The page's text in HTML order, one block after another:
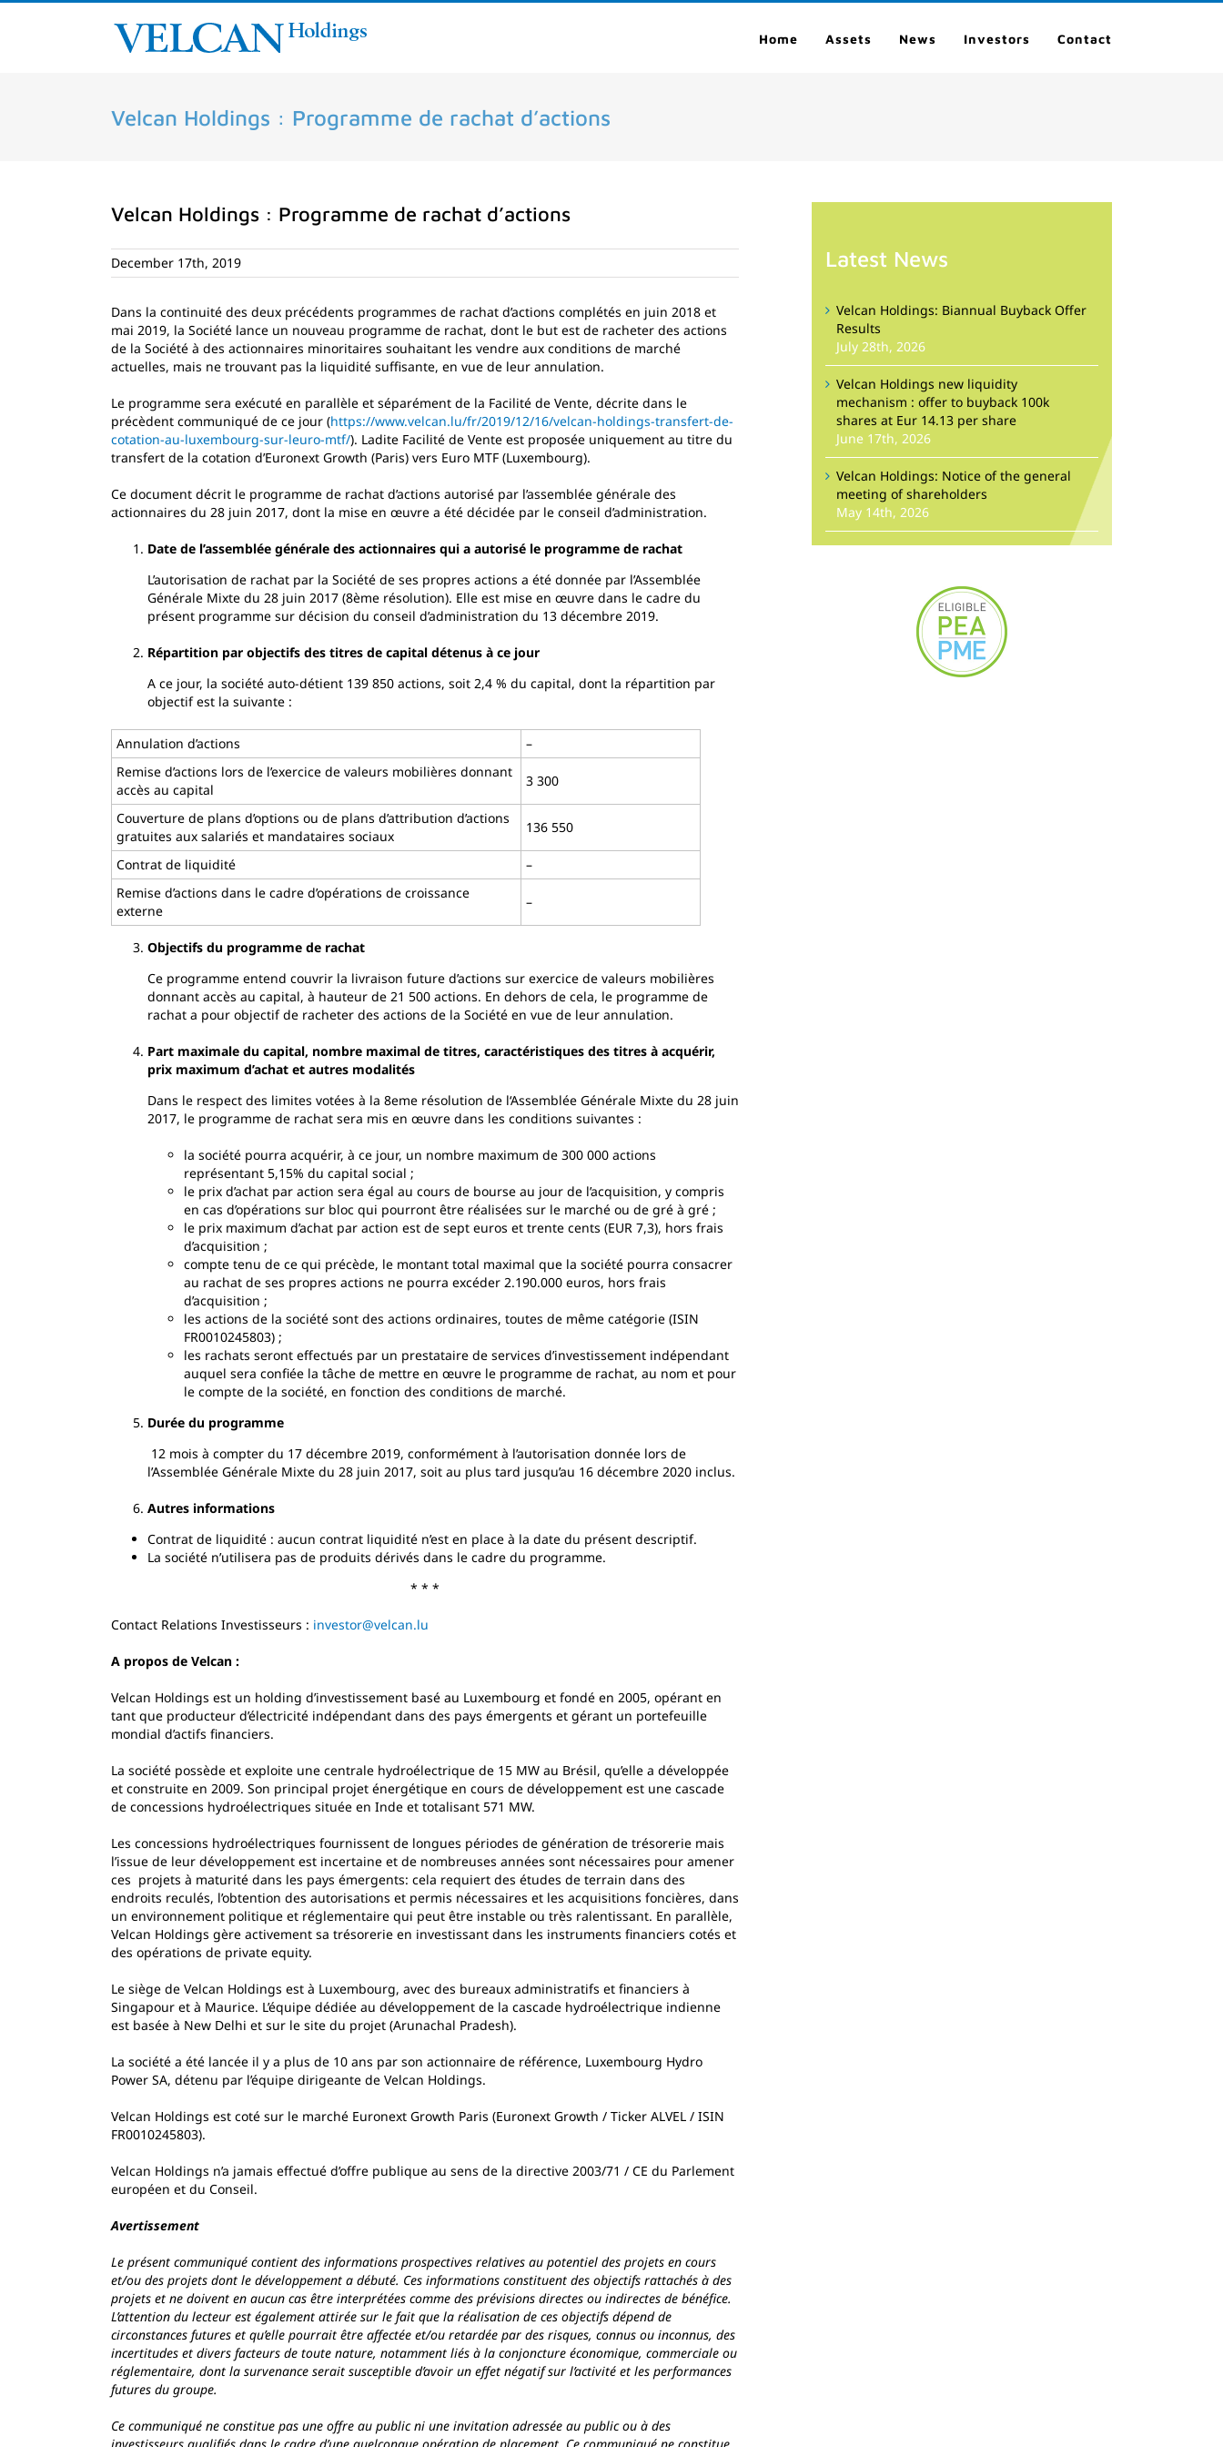
Skip
Home Assets News Investors Contact
Velcan Holdings : Programme de rachat d’actions
Velcan Holdings : Programme de rachat d’actions
December 17th, 2019
Dans la continuité des deux précédents programmes de rachat d’actions complétés en juin 2018 et
mai 2019, la Société lance un nouveau programme de rachat, dont le but est de racheter des actions
de la Société à des actionnaires minoritaires souhaitant les vendre aux conditions de marché
actuelles, mais ne trouvant pas la liquidité suffisante, en vue de leur annulation.
Le programme sera exécuté en parallèle et séparément de la Facilité de Vente, décrite dans le
précèdent communiqué de ce jour (https://www.velcan.lu/fr/2019/12/16/velcan-holdings-transfert-de-
cotation-au-luxembourg-sur-leuro-mtf/). Ladite Facilité de Vente est proposée uniquement au titre du
transfert de la cotation d’Euronext Growth (Paris) vers Euro MTF (Luxembourg).
Ce document décrit le programme de rachat d’actions autorisé par l’assemblée générale des
actionnaires du 28 juin 2017, dont la mise en œuvre a été décidée par le conseil d’administration.
Date de l’assemblée générale des actionnaires qui a autorisé le programme de rachat
L’autorisation de rachat par la Société de ses propres actions a été donnée par l’Assemblée
Générale Mixte du 28 juin 2017 (8ème résolution). Elle est mise en œuvre dans le cadre du
présent programme sur décision du conseil d’administration du 13 décembre 2019.
Répartition par objectifs des titres de capital détenus à ce jour
A ce jour, la société auto-détient 139 850 actions, soit 2,4 % du capital, dont la répartition par
objectif est la suivante :
Annulation d’actions
–
Remise d’actions lors de l’exercice de valeurs mobilières donnant
accès au capital
3 300
Couverture de plans d’options ou de plans d’attribution d’actions
gratuites aux salariés et mandataires sociaux
136 550
Contrat de liquidité
–
Remise d’actions dans le cadre d’opérations de croissance
externe
–
Objectifs du programme de rachat
Ce programme entend couvrir la livraison future d’actions sur exercice de valeurs mobilières
donnant accès au capital, à hauteur de 21 500 actions. En dehors de cela, le programme de
rachat a pour objectif de racheter des actions de la Société en vue de leur annulation.
Part maximale du capital, nombre maximal de titres, caractéristiques des titres à acquérir,
prix maximum d’achat et autres modalités
Dans le respect des limites votées à la 8eme résolution de l‘Assemblée Générale Mixte du 28 juin
2017, le programme de rachat sera mis en œuvre dans les conditions suivantes :
la société pourra acquérir, à ce jour, un nombre maximum de 300 000 actions
représentant 5,15% du capital social ;
le prix d’achat par action sera égal au cours de bourse au jour de l’acquisition, y compris
en cas d’opérations sur bloc qui pourront être réalisées sur le marché ou de gré à gré ;
le prix maximum d’achat par action est de sept euros et trente cents (EUR 7,3), hors frais
d’acquisition ;
compte tenu de ce qui précède, le montant total maximal que la société pourra consacrer
au rachat de ses propres actions ne pourra excéder 2.190.000 euros, hors frais
d’acquisition ;
les actions de la société sont des actions ordinaires, toutes de même catégorie (ISIN
FR0010245803) ;
les rachats seront effectués par un prestataire de services d’investissement indépendant
auquel sera confiée la tâche de mettre en œuvre le programme de rachat, au nom et pour
le compte de la société, en fonction des conditions de marché.
Durée du programme
12 mois à compter du 17 décembre 2019, conformément à l’autorisation donnée lors de
l’Assemblée Générale Mixte du 28 juin 2017, soit au plus tard jusqu’au 16 décembre 2020 inclus.
Autres informations
Contrat de liquidité : aucun contrat liquidité n’est en place à la date du présent descriptif.
La société n’utilisera pas de produits dérivés dans le cadre du programme.
* * *
Contact Relations Investisseurs : investor@velcan.lu
A propos de Velcan :
Velcan Holdings est un holding d’investissement basé au Luxembourg et fondé en 2005, opérant en
tant que producteur d’électricité indépendant dans des pays émergents et gérant un portefeuille
mondial d’actifs financiers.
La société possède et exploite une centrale hydroélectrique de 15 MW au Brésil, qu’elle a développée
et construite en 2009. Son principal projet énergétique en cours de développement est une cascade
de concessions hydroélectriques située en Inde et totalisant 571 MW.
Les concessions hydroélectriques fournissent de longues périodes de génération de trésorerie mais
l’issue de leur développement est incertaine et de nombreuses années sont nécessaires pour amener
ces projets à maturité dans les pays émergents: cela requiert des études de terrain dans des
endroits reculés, l’obtention des autorisations et permis nécessaires et les acquisitions foncières, dans
un environnement politique et réglementaire qui peut être instable ou très ralentissant. En parallèle,
Velcan Holdings gère activement sa trésorerie en investissant dans les instruments financiers cotés et
des opérations de private equity.
Le siège de Velcan Holdings est à Luxembourg, avec des bureaux administratifs et financiers à
Singapour et à Maurice. L’équipe dédiée au développement de la cascade hydroélectrique indienne
est basée à New Delhi et sur le site du projet (Arunachal Pradesh).
La société a été lancée il y a plus de 10 ans par son actionnaire de référence, Luxembourg Hydro
Power SA, détenu par l’équipe dirigeante de Velcan Holdings.
Velcan Holdings est coté sur le marché Euronext Growth Paris (Euronext Growth / Ticker ALVEL / ISIN
FR0010245803).
Velcan Holdings n’a jamais effectué d’offre publique au sens de la directive 2003/71 / CE du Parlement
européen et du Conseil.
Avertissement
Le présent communiqué contient des informations prospectives relatives au potentiel des projets en cours
et/ou des projets dont le développement a débuté. Ces informations constituent des objectifs rattachés à des
projets et ne doivent en aucun cas être interprétées comme des prévisions directes ou indirectes de bénéfice.
L’attention du lecteur est également attirée sur le fait que la réalisation de ces objectifs dépend de
circonstances futures et qu’elle pourrait être affectée et/ou retardée par des risques, connus ou inconnus, des
incertitudes et divers facteurs de toute nature, notamment liés à la conjoncture économique, commerciale ou
réglementaire, dont la survenance serait susceptible d’avoir un effet négatif sur l’activité et les performances
futures du groupe.
Ce communiqué ne constitue pas une offre au public ni une invitation adressée au public ou à des
Latest News
Velcan Holdings: Biannual Buyback Offer
Results
July 28th, 2026
Velcan Holdings new liquidity
mechanism : offer to buyback 100k
shares at Eur 14.13 per share
June 17th, 2026
Velcan Holdings: Notice of the general
meeting of shareholders
May 14th, 2026